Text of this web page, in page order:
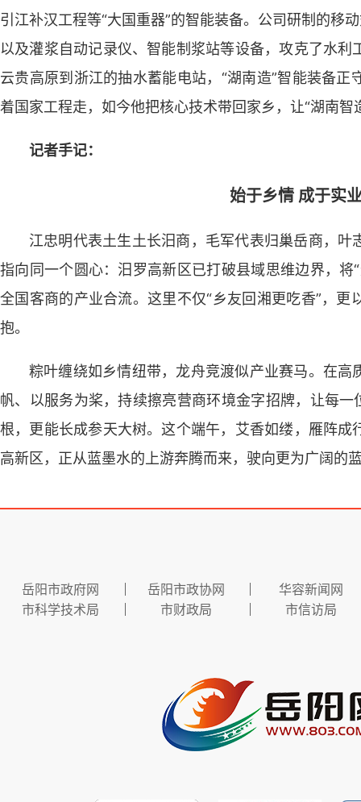
引江补汉工程等“大国重器”的智能装备。公司研制的
以及灌浆自动记录仪、智能制浆站等设备，攻克了水
云贵高原到浙江的抽水蓄能电站，“湖南造”智能装备
着国家工程走，如今他把核心技术带回家乡，让“湖南
记者手记：
始于乡情 成于实
江忠明代表土生土长汨商，毛军代表归巢岳商，
指向同一个圆心：汨罗高新区已打破县域思维边界，
全国客商的产业合流。这里不仅“乡友回湘更吃香”，
抱。
粽叶缠绕如乡情纽带，龙舟竞渡似产业赛马。在
帆、以服务为桨，持续擦亮营商环境金字招牌，让每
根，更能长成参天大树。这个端午，艾香如缕，雁阵
高新区，正从蓝墨水的上游奔腾而来，驶向更为广阔的
岳阳市政府网 岳阳市政协网
华容新闻网
市科学技术局
市财政局 市信访局